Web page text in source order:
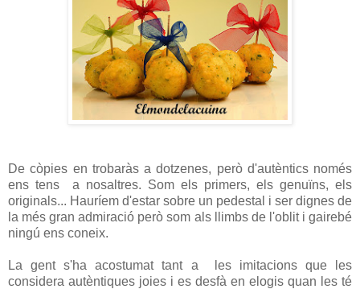
De còpies en trobaràs a dotzenes, però d'autèntics només
ens tens a nosaltres. Som els primers, els genuïns, els
originals... Hauríem d'estar sobre un pedestal i ser dignes de
la més gran admiració però som als llimbs de l'oblit i gairebé
ningú ens coneix.
La gent s'ha acostumat tant a les imitacions que les
considera autèntiques joies i es desfà en elogis quan les té